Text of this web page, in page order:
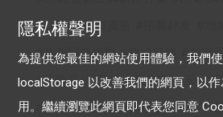
LINE 成效型廣告
客戶關係維繫
數據行銷
刺激
化妝品/消費品
政府服務/公共
時尚
cross targeting 美容/美
隱私權聲明
為提供您最佳的網站使用體驗，我們
localStorage 以改善我們的網頁，以
用。繼續瀏覽此網頁即代表您同意